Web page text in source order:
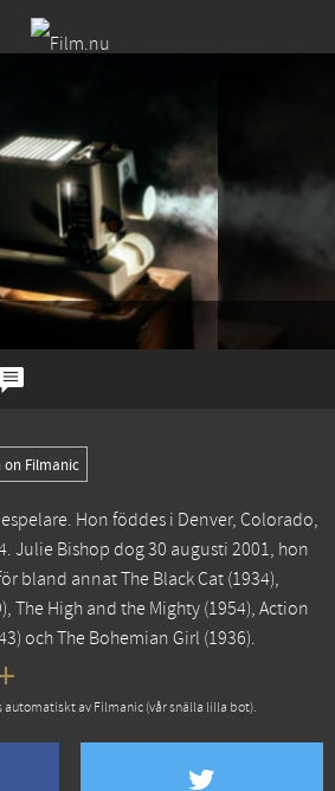
on Filmanic
Hon föddes i Denver, Colorado,
Julie Bishop dog 30 augusti 2001, hon
bland annatThe Black Cat (1934),
The High and the Mighty (1954), Action
ochThe Bohemian Girl (1936).
automatiskt av Filmanic (vår snälla lilla bot).